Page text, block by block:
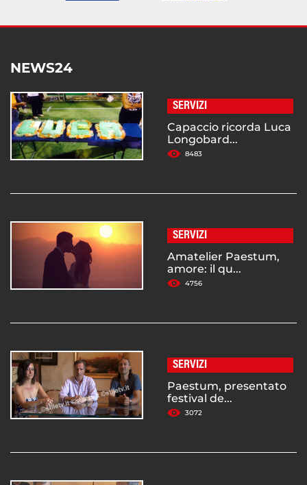
NEWS24
SERVIZI
Capaccio ricorda Luca
Longobard...
8483
SERVIZI
Amatelier Paestum,
amore: il qu...
4756
SERVIZI
Paestum, presentato
festival de...
3072